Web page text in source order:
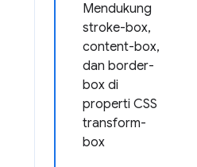
Mendukung
stroke-box,
content-box,
dan border-
box di
properti CSS
transform-
box